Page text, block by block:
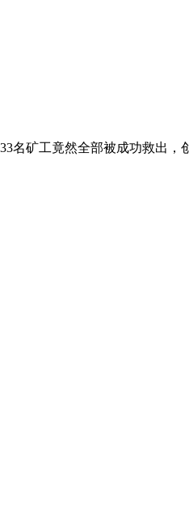
矿工竟然全部被成功救出，